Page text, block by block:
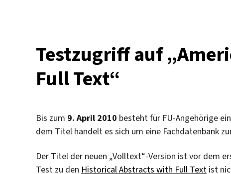
Testzugriff auf
Full Text“
Bis zum 9. April 2010 besteht für FU-Angehörige
dem Titel handelt es sich um eine Fachdatenbank
Der Titel der neuen „Volltext“-Version ist vor dem
Test zu den Historical Abstracts with Full Text ist